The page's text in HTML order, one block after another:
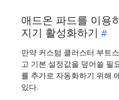
애드온 파드를 이용
지기 활성화하기
만약 커스텀 클러스터 부트
고 기본 설정값을 덮어쓸 필
를 추가로 자동화하기 위해
있다.